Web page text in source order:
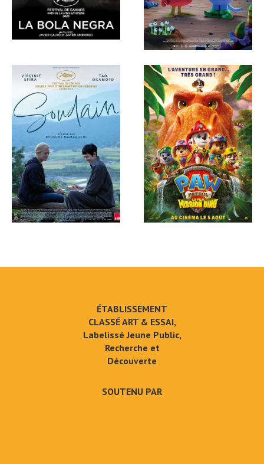
ÉTABLISSEMENT
CLASSÉ ART & ESSAI,
Labelissé Jeune Public,
Recherche et
Découverte
SOUTENU PAR